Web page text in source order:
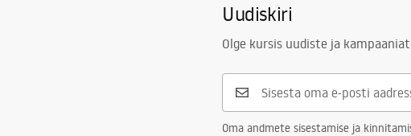
Uudiskiri
Olge kursis uudiste ja
Oma andmete sisestamise ja